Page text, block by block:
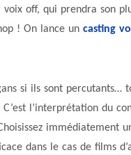
voix off, qui prendra son
! On lance un casting
si ils sont percutants…
l’interprétation du
immédiatement
dans le cas de films